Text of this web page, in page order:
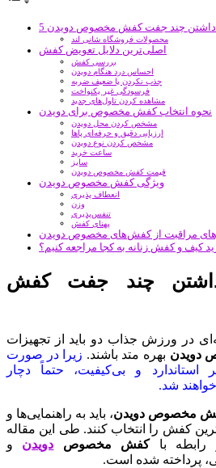
داشتن چند جفت کفش مخصوص دویدن
محصولات فروشگاه شانی لند
اصلی‌ترین دلایل تعویض کفش
بررسی کفش
احساس درد هنگام دویدن
جذب نکردن یا ضعیف ضربه
فرسودگی غیر یکنواخت
مشاهده کردن تاول‌های جدید
نحوه انتخاب کفش مخصوص برای دویدن
مشخص کردن محل دویدن
ارزیابی دقیق و حرفه‌ای پا‌ها
مشخص کردن نوع دویدن
ساعت خرید
سایز
قیمت کفش مخصوص دویدن
ویژگی کفش مخصوص دویدن
انعطاف پذیری
وزن
تنفس‌پذیری
پهنای کفش
مراقبت از کفش‌های مخصوص دویدن
کیف و کفش زنانه به کجا مراجعه کنیم؟
داشتن چند جفت کفش
در ورزش جذاب دو باید از تجهیزات
دویدن بهره متد باشند. زیرا در صورت
استاندارد و بی‌کیفیت، حتماً دچار
شد.
مخصوص دویدن، باید به راهنمایی‌ها و
کفش را انتخاب کنند. طی این مقاله
رابطه باکفش مخصوص دویدن و
پرداخته شده است.